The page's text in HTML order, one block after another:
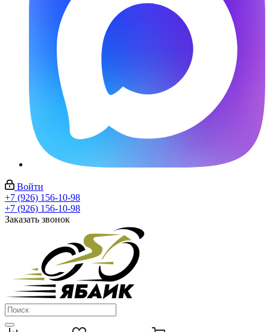
Войти
+7 (926) 156-10-98
+7 (926) 156-10-98
Заказать звонок